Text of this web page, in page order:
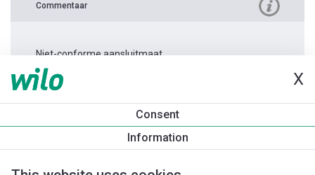
X
Consent
Information
Commentaar
Niet-conforme aansluitmaat.
Productinformatie